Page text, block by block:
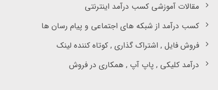
مقالات آموزشی کسب درآمد اینترنتی
کسب درآمد از شبکه های اجتماعی و پیام رسان ها
فروش فایل , اشتراک گذاری , کوتاه کننده لینک
درآمد کلیکی , پاپ آپ , همکاری در فروش